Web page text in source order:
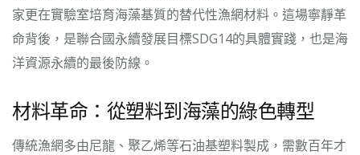
家更在實驗室培育海藻基質的替代性漁網材料。這場寧靜革
命背後，是聯合國永續發展目標SDG14的具體實踐，也是海
洋資源永續的最後防線。
材料革命：從塑料到海藻的綠色轉型
傳統漁網多由尼龍、聚乙烯等石油基塑料製成，需數百年才